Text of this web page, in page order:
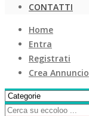
CONTATTI
Home
Entra
Registrati
Crea Annuncio